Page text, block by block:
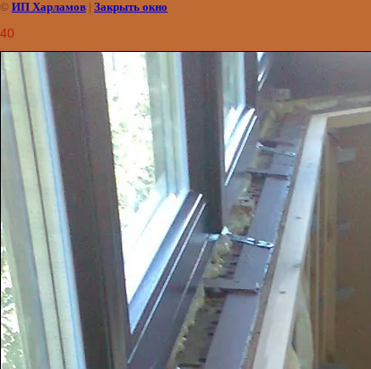
© ИП Харламов | Закрыть окно
40